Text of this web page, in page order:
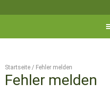
Startseite / Fehler melden
Fehler melden